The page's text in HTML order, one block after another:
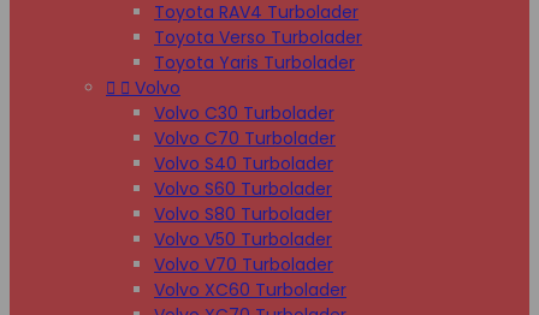
Toyota RAV4 Turbolader
Toyota Verso Turbolader
Toyota Yaris Turbolader
  Volvo
Volvo C30 Turbolader
Volvo C70 Turbolader
Volvo S40 Turbolader
Volvo S60 Turbolader
Volvo S80 Turbolader
Volvo V50 Turbolader
Volvo V70 Turbolader
Volvo XC60 Turbolader